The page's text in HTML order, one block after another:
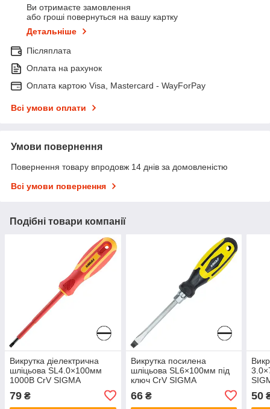
Ви отримаєте замовлення
або гроші повернуться на вашу картку
Детальніше
Післяплата
Оплата на рахунок
Оплата картою Visa, Mastercard - WayForPay
Всі умови оплати
Умови повернення
Повернення товару впродовж 14 днів за домовленістю
Всі умови повернення
Подібні товари компанії
Викрутка діелектрична
шліцьова SL4.0×100мм
1000В CrV SIGMA
79 ₴
Викрутка посилена
шліцьова SL6×100мм під
ключ CrV SIGMA
66₴ 50